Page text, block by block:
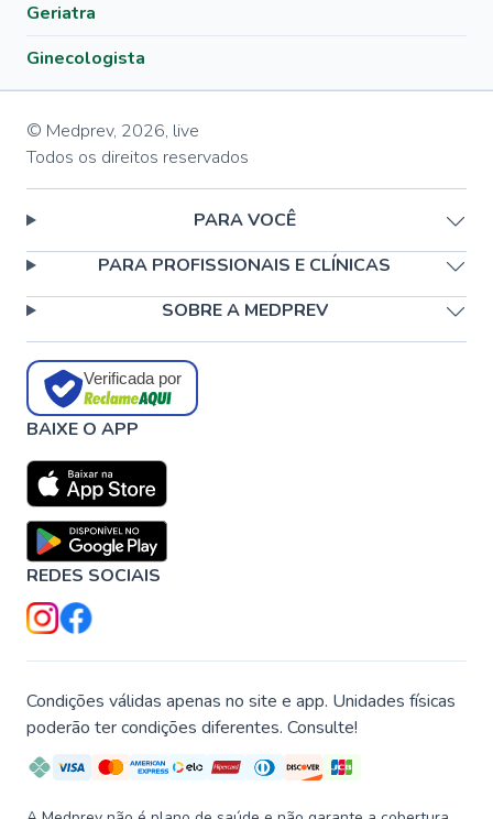
Geriatra
Ginecologista
© Medprev, 2026, live
Todos os direitos reservados
PARA VOCÊ
PARA PROFISSIONAIS E CLÍNICAS
SOBRE A MEDPREV
Verificada por
BAIXE O APP
REDES SOCIAIS
Condições válidas apenas no site e app. Unidades físicas
poderão ter condições diferentes. Consulte!